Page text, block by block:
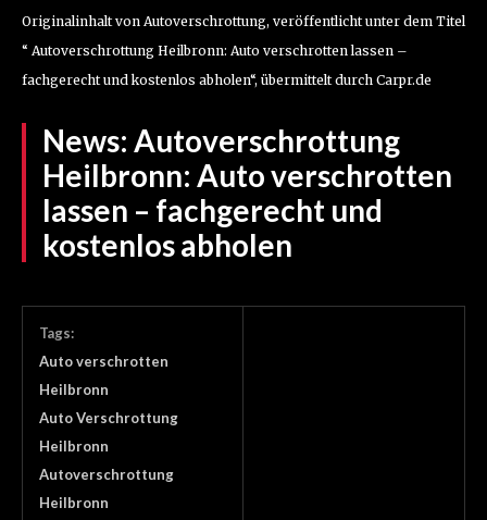
Originalinhalt von Autoverschrottung, veröffentlicht unter dem Titel
“ Autoverschrottung Heilbronn: Auto verschrotten lassen –
fachgerecht und kostenlos abholen“, übermittelt durch Carpr.de
News: Autoverschrottung
Heilbronn: Auto verschrotten
lassen – fachgerecht und
kostenlos abholen
Tags:
Auto verschrotten
Heilbronn
Auto Verschrottung
Heilbronn
Autoverschrottung
Heilbronn